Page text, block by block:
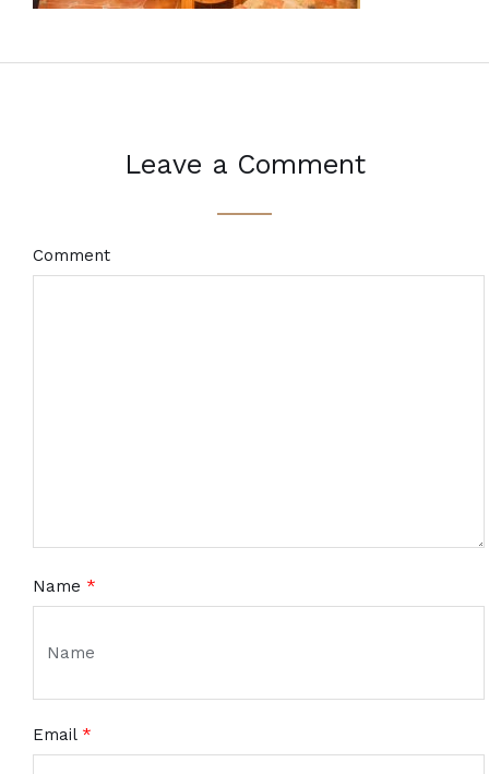
Leave a Comment
Comment
Name *
Email *